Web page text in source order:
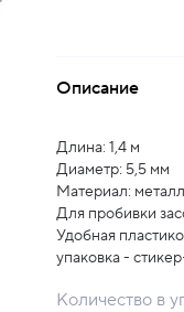
Описание
Длина: 1,4 м
Диаметр: 5,5 мм
Материал:
Для пробивки
Удобная
упаковка -
Количество в